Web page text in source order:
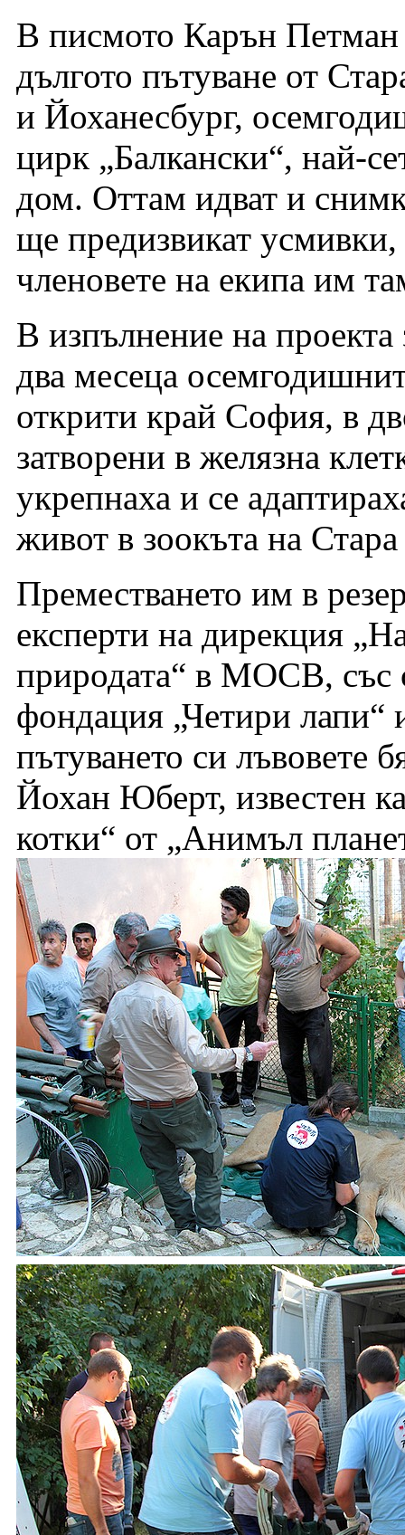
В писмото Карън
дългото пътуване от
и Йоханесбург,
цирк „Балкански“, най-
дом. Оттам идват и
ще предизвикат усмивки,
членовете на екипа им
В изпълнение на проекта
два месеца
открити край София, в
затворени в желязна
укрепнаха и се
живот в зоокъта на Стара
Преместването им в
експерти на дирекция
природата“ в МОСВ, със
фондация „Четири лапи“
пътуването си лъвовете
Йохан Юберт, известен
котки“ от „Анимъл